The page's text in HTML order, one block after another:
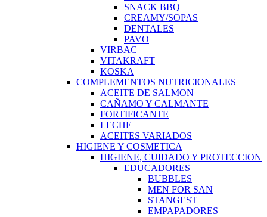
SNACK BBQ
CREAMY/SOPAS
DENTALES
PAVO
VIRBAC
VITAKRAFT
KOSKA
COMPLEMENTOS NUTRICIONALES
ACEITE DE SALMON
CAÑAMO Y CALMANTE
FORTIFICANTE
LECHE
ACEITES VARIADOS
HIGIENE Y COSMETICA
HIGIENE, CUIDADO Y PROTECCION
EDUCADORES
BUBBLES
MEN FOR SAN
STANGEST
EMPAPADORES